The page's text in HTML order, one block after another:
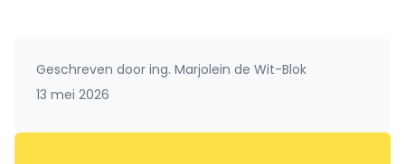
Geschreven door ing. Marjolein de Wit-Blok
13 mei 2026